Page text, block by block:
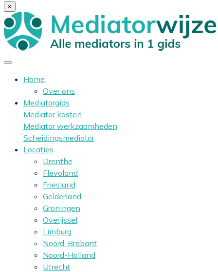
×
Home
Over ons
Mediatorgids
Mediator kosten
Mediator werkzaamheden
Scheidingsmediator
Locaties
Drenthe
Flevoland
Friesland
Gelderland
Groningen
Overijssel
Limburg
Noord-Brabant
Noord-Holland
Utrecht